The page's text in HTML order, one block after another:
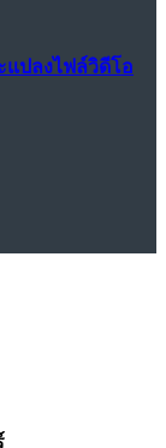
แปลงไฟล์วิดีโอ